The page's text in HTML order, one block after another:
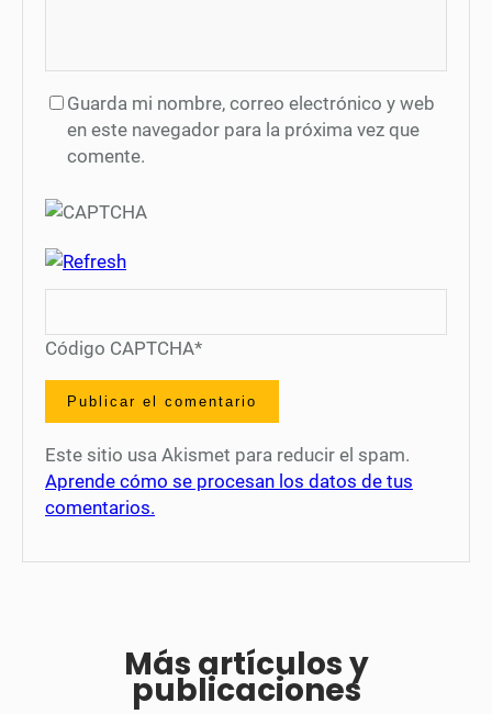
Guarda mi nombre, correo electrónico y web
en este navegador para la próxima vez que
comente.
Código CAPTCHA*
Este sitio usa Akismet para reducir el spam.
Aprende cómo se procesan los datos de tus
comentarios.
Más artículos y
publicaciones